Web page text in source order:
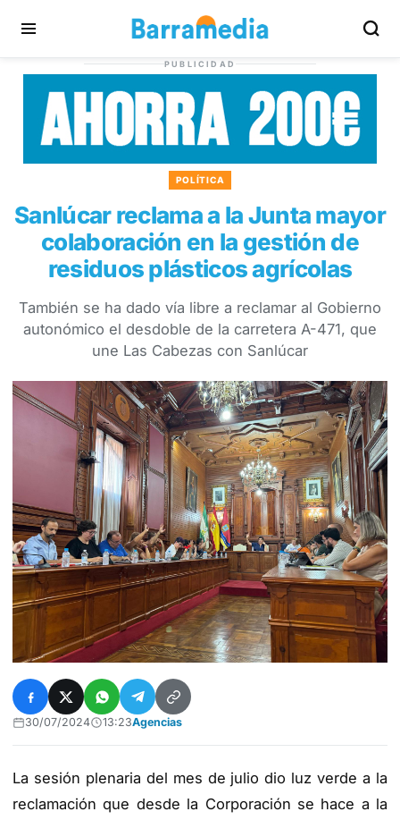
PUBLICIDAD
POLÍTICA
Sanlúcar reclama a la Junta mayor
colaboración en la gestión de
residuos plásticos agrícolas
También se ha dado vía libre a reclamar al Gobierno
autonómico el desdoble de la carretera A-471, que
une Las Cabezas con Sanlúcar
30/07/2024 13:23Agencias
La sesión plenaria del mes de julio dio luz verde a la
reclamación que desde la Corporación se hace a la